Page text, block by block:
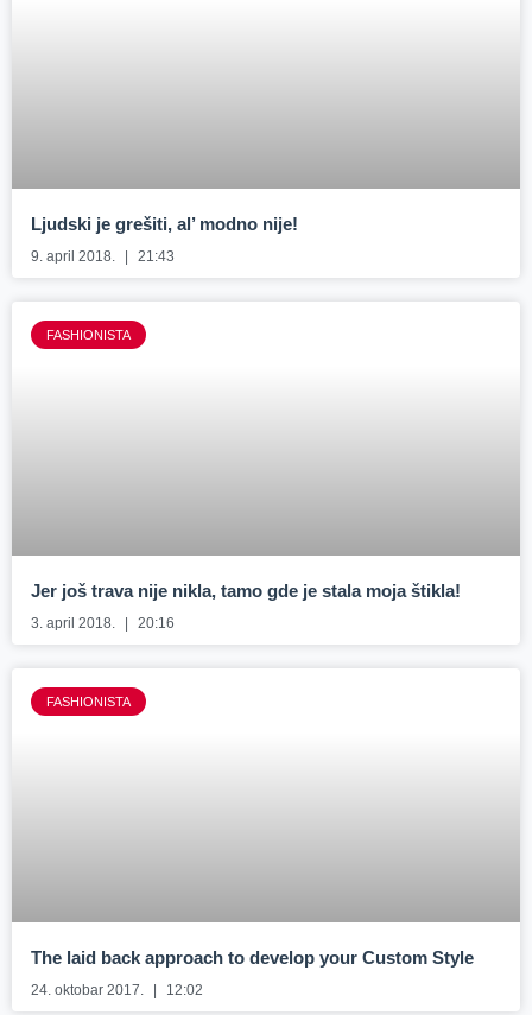
Ljudski je grešiti, al’ modno nije!
9. april 2018. 21:43
FASHIONISTA
Jer još trava nije nikla, tamo gde je stala moja štikla!
3. april 2018. 20:16
FASHIONISTA
The laid back approach to develop your Custom Style
24. oktobar 2017. 12:02